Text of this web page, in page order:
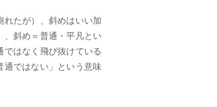
たが）、斜めはいい加
斜め＝普通・平凡とい
はなく飛び抜けている
ではない」という意味